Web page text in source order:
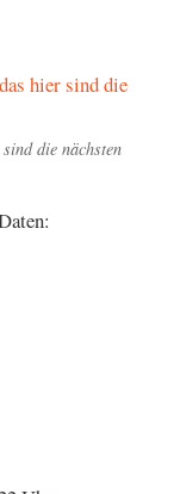
die nächsten